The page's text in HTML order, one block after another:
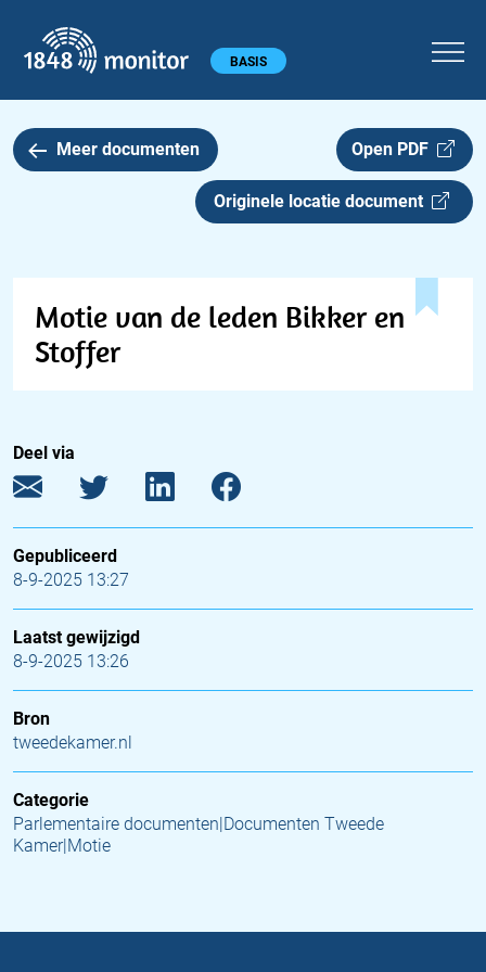
Hoofdmenu BASIS
Meer documenten Open PDF
Originele locatie document
Motie van de leden Bikker en
Stoffer
Deel via
Gepubliceerd
8-9-2025 13:27
Laatst gewijzigd
8-9-2025 13:26
Bron
tweedekamer.nl
Categorie
Parlementaire documenten|Documenten Tweede
Kamer|Motie